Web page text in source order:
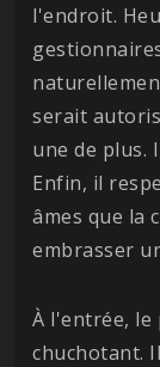
l'endroit.
serait
une de plus.
Enfin, il
âmes que la
embrasser
À l'entrée, le
chuchotant.